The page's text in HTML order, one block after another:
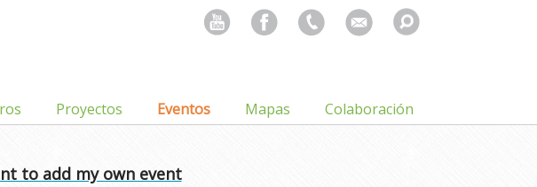
Search
for:
Proyectos Eventos Mapas Colaboración
to add my own event